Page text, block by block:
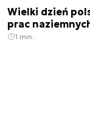
Wielki dzień
prac
1 min.